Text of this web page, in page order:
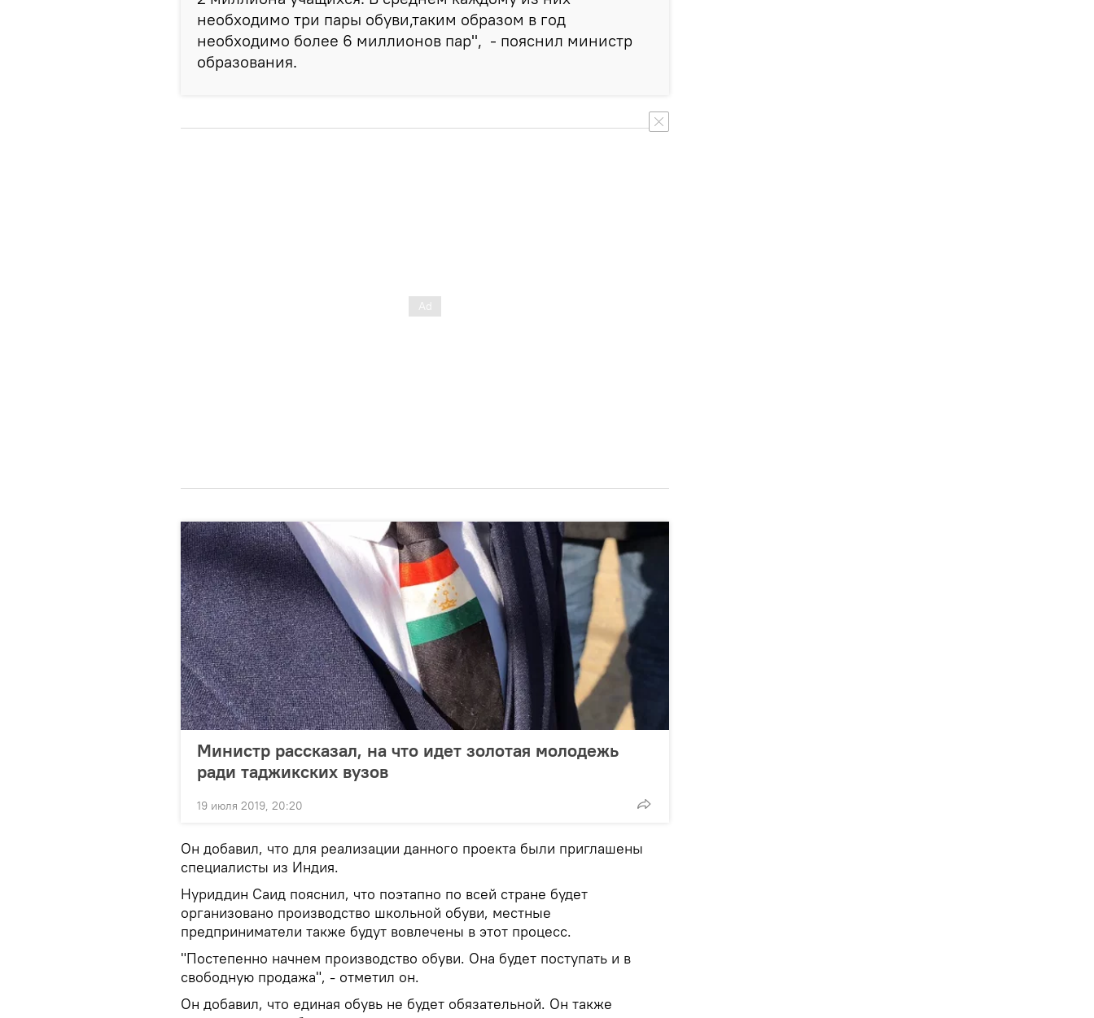
необходимо три пары обуви,таким образом в год
необходимо более 6 миллионов пар", - пояснил министр
образования.
Министр рассказал, на что идет золотая молодежь
ради таджикских вузов
19 июля 2019, 20:20
Он добавил, что для реализации данного проекта были приглашены
специалисты из Индия.
Нуриддин Саид пояснил, что поэтапно по всей стране будет
организовано производство школьной обуви, местные
предприниматели также будут вовлечены в этот процесс.
"Постепенно начнем производство обуви. Она будет поступать и в
свободную продажа", - отметил он.
Он добавил, что единая обувь не будет обязательной. Он также